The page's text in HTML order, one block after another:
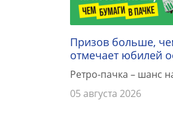
Призов больше,
отмечает юбилей
Ретро-пачка – шанс
05 августа 2026